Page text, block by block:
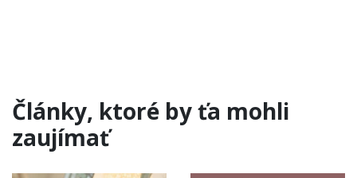
Články, ktoré by ťa mohli
zaujímať